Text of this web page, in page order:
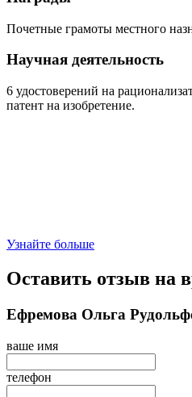
Почетные грамоты местного
Научная деятельность
6 удостоверений на
патент на изобретение.
Узнайте больше
Оставить отзыв на
Ефремова Ольга
ваше имя
телефон